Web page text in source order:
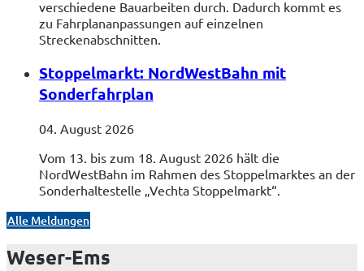
verschiedene Bauarbeiten durch. Dadurch kommt es
zu Fahrplananpassungen auf einzelnen
Streckenabschnitten.
Stoppelmarkt: NordWestBahn mit
Sonderfahrplan
04. August 2026
Vom 13. bis zum 18. August 2026 hält die
NordWestBahn im Rahmen des Stoppelmarktes an der
Sonderhaltestelle „Vechta Stoppelmarkt“.
Alle Meldungen
Weser-Ems